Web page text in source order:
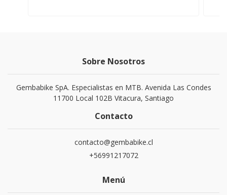
Sobre Nosotros
Gembabike SpA. Especialistas en MTB. Avenida Las Condes
11700 Local 102B Vitacura, Santiago
Contacto
contacto@gembabike.cl
+56991217072
Menú